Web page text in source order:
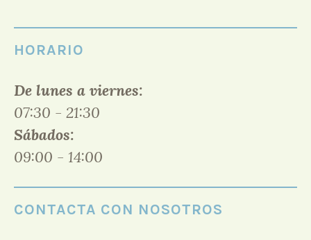
HORARIO
De lunes a viernes:
07:30 - 21:30
Sábados:
09:00 - 14:00
CONTACTA CON NOSOTROS